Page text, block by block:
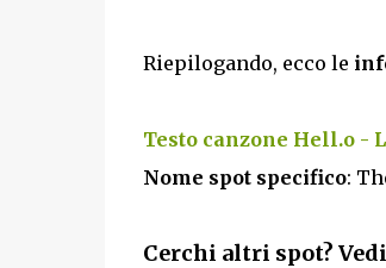
Riepilogando, ecco le
Testo canzone Hell.o -
Nome spot specifico:
Cerchi altri spot?